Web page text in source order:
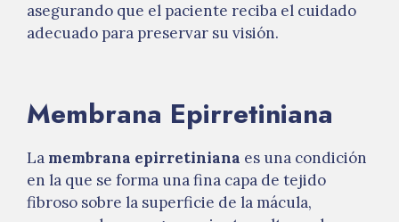
asegurando que el paciente reciba el cuidado
adecuado para preservar su visión.
Membrana Epirretiniana
La membrana epirretiniana es una condición
en la que se forma una fina capa de tejido
fibroso sobre la superficie de la mácula,